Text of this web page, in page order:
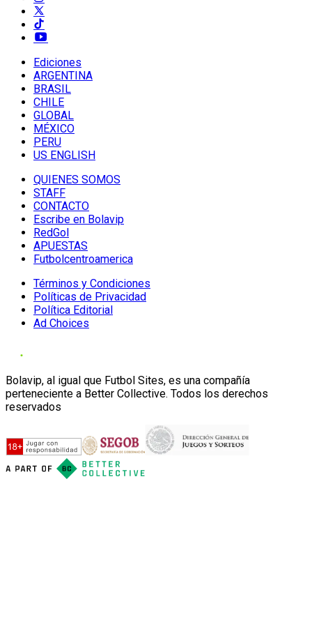
Ediciones
ARGENTINA
BRASIL
CHILE
GLOBAL
MÉXICO
PERU
US ENGLISH
QUIENES SOMOS
STAFF
CONTACTO
Escribe en Bolavip
RedGol
APUESTAS
Futbolcentroamerica
Términos y Condiciones
Políticas de Privacidad
Política Editorial
Ad Choices
Bolavip, al igual que Futbol Sites, es una compañía
perteneciente a Better Collective. Todos los derechos
reservados